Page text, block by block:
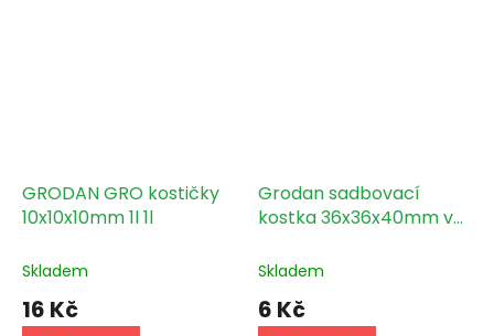
GRODAN GRO kostičky
10x10x10mm 1l 1l
Skladem
16 Kč
Grodan sadbovací
kostka 36x36x40mm v
Skladem
6 Kč